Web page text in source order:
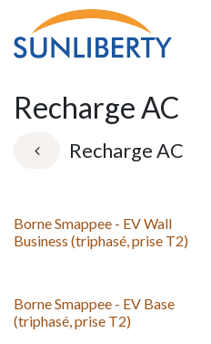
Se rendre au contenu
Recharge AC
Recharge AC
Borne Smappee - EV Wall
Business (triphasé, prise T2)
Borne Smappee - EV Base
(triphasé, prise T2)